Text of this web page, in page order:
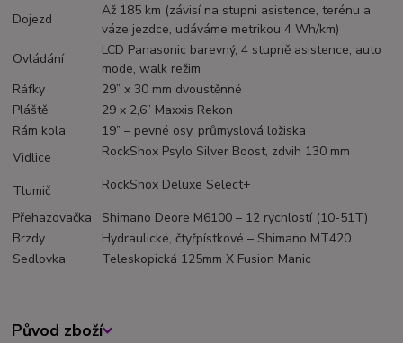
Dojezd
Až 185 km (závisí na stupni asistence, terénu a
váze jezdce, udáváme metrikou 4 Wh/km)
Ovládání
LCD Panasonic barevný, 4 stupně asistence, auto
mode, walk režim
Ráfky
29” x 30 mm dvoustěnné
Pláště
29 x 2,6” Maxxis Rekon
Rám kola
19” – pevné osy, průmyslová ložiska
Vidlice
RockShox Psylo Silver Boost, zdvih 130 mm
Tlumič
RockShox Deluxe Select+
Přehazovačka
Shimano Deore M6100 – 12 rychlostí (10-51T)
Brzdy
Hydraulické, čtyřpístkové – Shimano MT420
Sedlovka
Teleskopická 125mm X Fusion Manic
Původ zboží